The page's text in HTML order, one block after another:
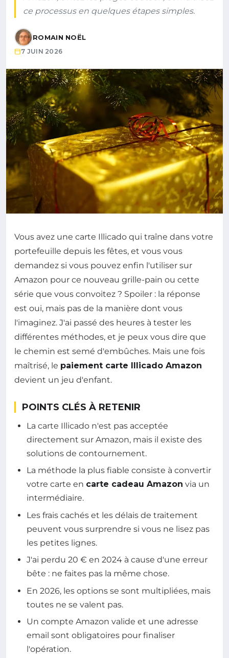
ce processus en quelques étapes simples.
ROMAIN NOËL
7 JUIN 2026
Vous avez une carte Illicado qui traîne dans votre
portefeuille depuis les fêtes, et vous vous
demandez si vous pouvez enfin l'utiliser sur
Amazon pour ce nouveau grille-pain ou cette
série que vous convoitez ? Spoiler : la réponse
est oui, mais pas de la manière dont vous
l'imaginez. J'ai passé des heures à tester les
différentes méthodes, et je peux vous dire que
le chemin est semé d'embûches. Mais une fois
maîtrisé, le paiement carte Illicado Amazon
devient un jeu d'enfant.
POINTS CLÉS À RETENIR
La carte Illicado n'est pas acceptée
directement sur Amazon, mais il existe des
solutions de contournement.
La méthode la plus fiable consiste à convertir
votre carte en carte cadeau Amazon via un
intermédiaire.
Les frais cachés et les délais de traitement
peuvent vous surprendre si vous ne lisez pas
les petites lignes.
J'ai perdu 20 € en 2024 à cause d'une erreur
bête : ne faites pas la même chose.
En 2026, les options se sont multipliées, mais
toutes ne se valent pas.
Un compte Amazon valide et une adresse
email sont obligatoires pour finaliser
l'opération.